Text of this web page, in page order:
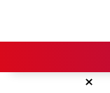
×